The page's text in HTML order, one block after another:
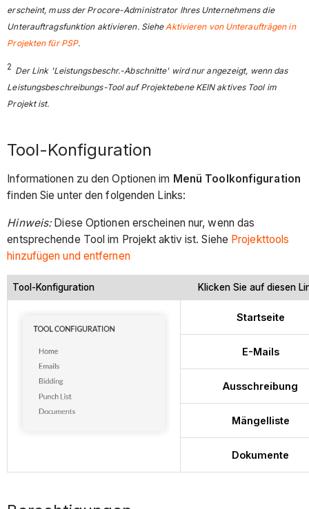
erscheint, muss der Procore-Administrator Ihres Unternehmens die
Unterauftragsfunktion aktivieren. SieheAktivieren von Unteraufträgen in
Projekten für PSP.
2 Der Link 'Leistungsbeschr.-Abschnitte' wird nur angezeigt, wenn das
Leistungsbeschreibungs-Tool auf Projektebene KEIN aktives Tool im
Projekt ist.
Tool-Konfiguration
Informationen zu den Optionen im Menü Toolkonfiguration
finden Sie unter den folgenden Links:
Hinweis:Diese Optionen erscheinen nur, wenn das
entsprechende Tool im Projekt aktiv ist. Siehe Projekttools
hinzufügen und entfernen
Tool-Konfiguration Klicken Sie auf diesen
Startseite
E-Mails
Ausschreibung
Mängelliste
Dokumente